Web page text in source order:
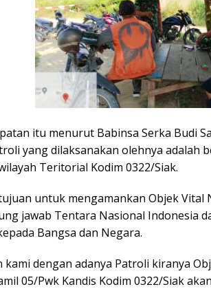
itu menurut Babinsa Serka Budi
yang dilaksanakan olehnya adalah
Teritorial Kodim 0322/Siak.
untuk mengamankan Objek
jawab Tentara Nasional Indonesia
Bangsa dan Negara.
kami dengan adanya Patroli kiranya
05/Pwk Kandis Kodim 0322/Siak